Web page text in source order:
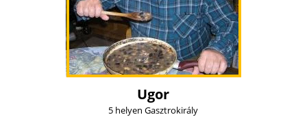
Ugor
5 helyen Gasztrokirály